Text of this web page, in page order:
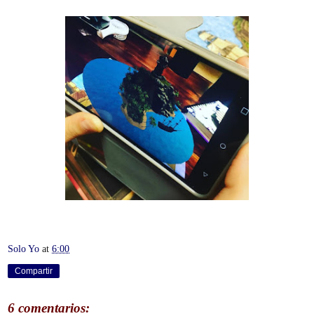
Solo Yo at 6:00
Compartir
6 comentarios: